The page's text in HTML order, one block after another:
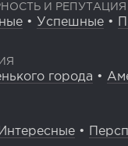
И РЕПУТАЦИЯ
• Успешные •
города •
Интересные •